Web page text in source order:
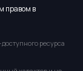
правом в
ресурса